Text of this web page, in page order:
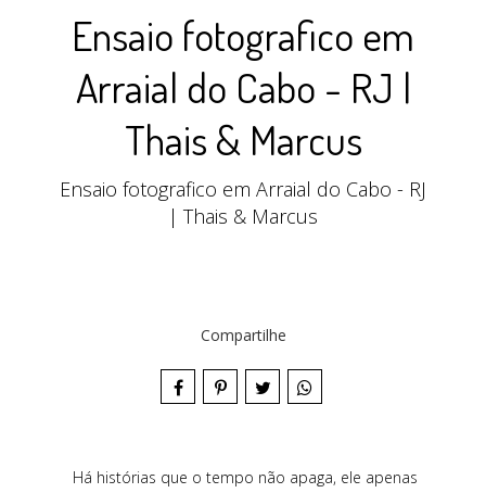
Ensaio fotografico em
Arraial do Cabo - RJ |
Thais & Marcus
Ensaio fotografico em Arraial do Cabo - RJ
| Thais & Marcus
Compartilhe
Há histórias que o tempo não apaga, ele apenas